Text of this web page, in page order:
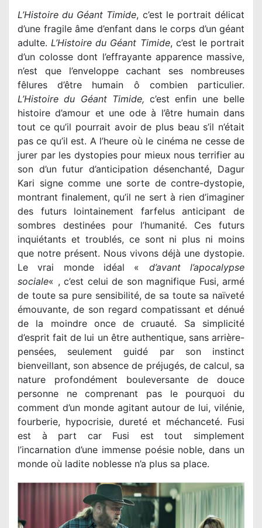
L’Histoire du Géant Timide, c’est le portrait délicat
d’une fragile âme d’enfant dans le corps d’un géant
adulte.L’Histoire du Géant Timide, c’est le portrait
d’un colosse dont l’effrayante apparence massive,
n’est que l’enveloppe cachant ses nombreuses
fêlures d’être humain ô combien particulier.
L’Histoire du Géant Timide,c’est enfin une belle
histoire d’amour et une ode à l’être humain dans
tout ce qu’il pourrait avoir de plus beau s’il n’était
pas ce qu’il est. A l’heure où le cinéma ne cesse de
jurer par les dystopies pour mieux nous terrifier au
son d’un futur d’anticipation désenchanté, Dagur
Kari signe comme une sorte de contre-dystopie,
montrant finalement, qu’il ne sert à rien d’imaginer
des futurs lointainement farfelus anticipant de
sombres destinées pour l’humanité. Ces futurs
inquiétants et troublés, ce sont ni plus ni moins
que notre présent. Nous vivons déjà une dystopie.
Le vrai monde idéal « d’avant l’apocalypse
sociale« , c’est celui de son magnifique Fusi, armé
de toute sa pure sensibilité, de sa toute sa naïveté
émouvante, de son regard compatissant et dénué
de la moindre once de cruauté. Sa simplicité
d’esprit fait de lui un être authentique, sans arrière-
pensées, seulement guidé par son instinct
bienveillant, son absence de préjugés, de calcul, sa
nature profondément bouleversante de douce
personne ne comprenant pas le pourquoi du
comment d’un monde agitant autour de lui, vilénie,
fourberie, hypocrisie, dureté et méchanceté. Fusi
est à part car Fusi est tout simplement
l’incarnation d’une immense poésie noble, dans un
monde où ladite noblesse n’a plus sa place.